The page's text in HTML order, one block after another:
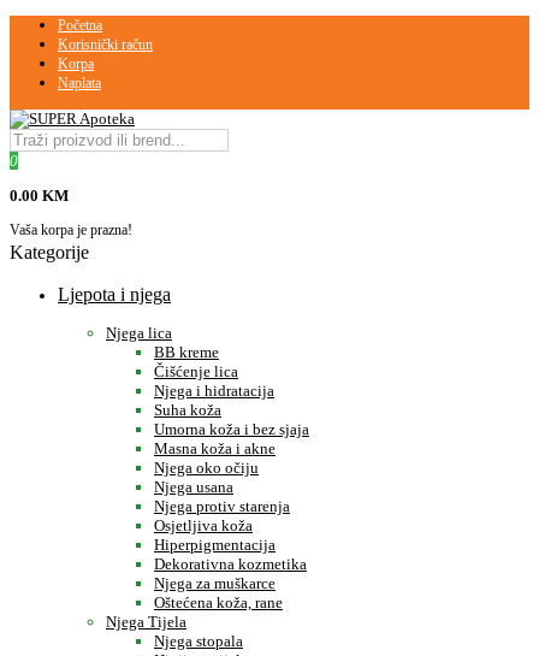
Početna
Korisnički račun
Korpa
Naplata
0
0.00 KM
Vaša korpa je prazna!
Kategorije
Ljepota i njega
Njega lica
BB kreme
Čišćenje lica
Njega i hidratacija
Suha koža
Umorna koža i bez sjaja
Masna koža i akne
Njega oko očiju
Njega usana
Njega protiv starenja
Osjetljiva koža
Hiperpigmentacija
Dekorativna kozmetika
Njega za muškarce
Oštećena koža, rane
Njega Tijela
Njega stopala